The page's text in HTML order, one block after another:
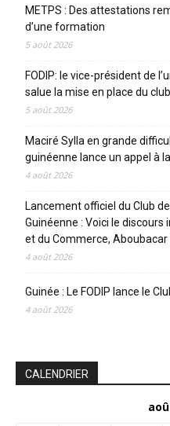
METPS : Des attestations
d’une formation
5 août 2026
FODIP: le vice-président de
salue la mise en place du
5 août 2026
Maciré Sylla en grande
guinéenne lance un appel à
4 août 2026
Lancement officiel du Club
Guinéenne : Voici le discours
et du Commerce, Aboubacar
4 août 2026
Guinée : Le FODIP lance le
4 août 2026
CALENDRIER